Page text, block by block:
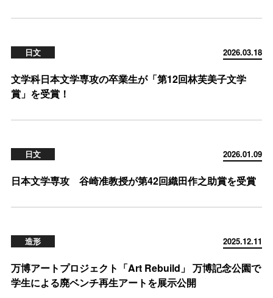
2026.03.18
日文
文学科日本文学専攻の卒業生が「第12回林芙美子文学
賞」を受賞！
2026.01.09
日文
日本文学専攻 谷崎准教授が第42回織田作之助賞を受賞
2025.12.11
造形
万博アートプロジェクト「Art Rebuild」 万博記念公園で
学生による廃ベンチ再生アートを展示公開